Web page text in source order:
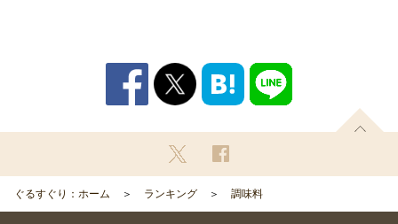
ぐるすぐり：ホーム ランキング 調味料